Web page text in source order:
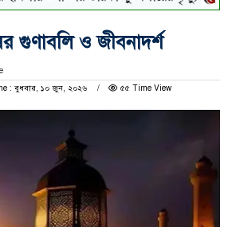
গুণাবলি ও জীবনাদর্শ
: বুধবার, ১০ জুন, ২০২৬
৫৫ Time View